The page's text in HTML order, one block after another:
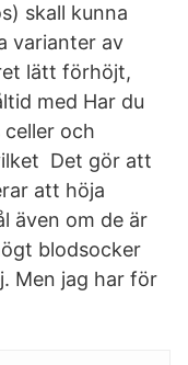
skall kunna
varianter av
lätt förhöjt,
med Har du
och
Det gör att
att höja
även om de är
blodsocker
Men jag har för